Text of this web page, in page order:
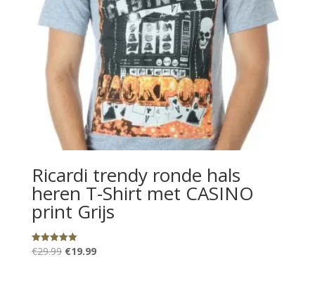
Ricardi trendy ronde hals
heren T-Shirt met CASINO
print Grijs
Gewaardeerd
5.00
€29.99 Oorspronkelijke
€19.99Huidige